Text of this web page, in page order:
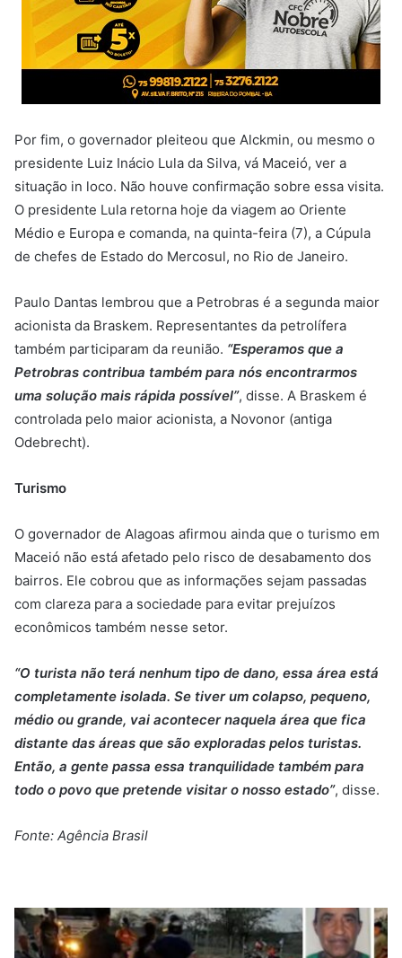
Por fim, o governador pleiteou que Alckmin, ou mesmo o
presidente Luiz Inácio Lula da Silva, vá Maceió, ver a
situação in loco. Não houve confirmação sobre essa visita.
O presidente Lula retorna hoje da viagem ao Oriente
Médio e Europa e comanda, na quinta-feira (7), a Cúpula
de chefes de Estado do Mercosul, no Rio de Janeiro.
Paulo Dantas lembrou que a Petrobras é a segunda maior
acionista da Braskem. Representantes da petrolífera
também participaram da reunião. “Esperamos que a
Petrobras contribua também para nós encontrarmos
uma solução mais rápida possível”, disse. A Braskem é
controlada pelo maior acionista, a Novonor (antiga
Odebrecht).
Turismo
O governador de Alagoas afirmou ainda que o turismo em
Maceió não está afetado pelo risco de desabamento dos
bairros. Ele cobrou que as informações sejam passadas
com clareza para a sociedade para evitar prejuízos
econômicos também nesse setor.
“O turista não terá nenhum tipo de dano, essa área está
completamente isolada. Se tiver um colapso, pequeno,
médio ou grande, vai acontecer naquela área que fica
distante das áreas que são exploradas pelos turistas.
Então, a gente passa essa tranquilidade também para
todo o povo que pretende visitar o nosso estado”, disse.
Fonte: Agência Brasil